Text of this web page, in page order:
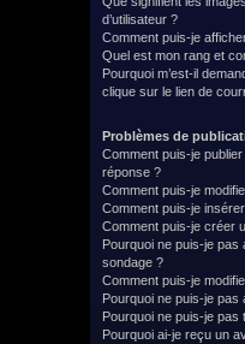
d’utilisateur ?
Comment puis-je
Quel est mon rang et
Pourquoi m’est-il
clique sur le lien de
Problèmes de
Comment puis-je
réponse ?
Comment puis-je
Comment puis-je
Comment puis-je créer
Pourquoi ne puis-je pas
sondage ?
Comment puis-je
Pourquoi ne puis-je
Pourquoi ne puis-je
Pourquoi ai-je reçu un